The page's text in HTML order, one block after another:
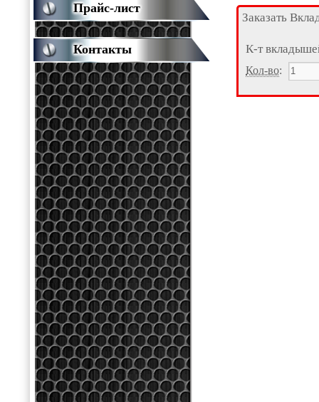
Заказать
К-т
Кол-во:
Прайс-лист
Контакты